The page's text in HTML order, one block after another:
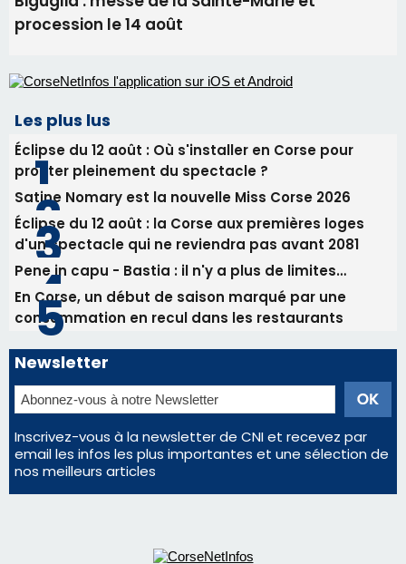
Satine Nomary est la nouvelle Miss Corse 2026
d'un spectacle qui ne reviendra pas avant 2081
En Corse, un début de saison marqué par une
consommation en recul dans les restaurants
Newsletter
Inscrivez-vous à la newsletter de CNI et recevez par
email les infos les plus importantes et une sélection de
nos meilleurs articles
Régie publicitaire
Mentions légales
Nous contacter